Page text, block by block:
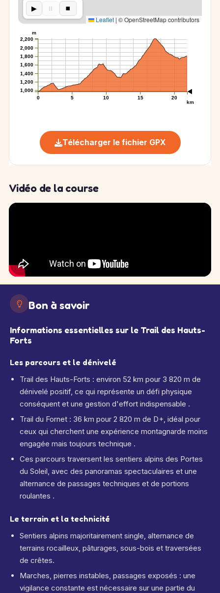
▶︎ ⏸︎ ⏹︎
Leaflet | © OpenStreetMap contributors
0 5 10 15 20
km
1,000
1,200
1,400
1,600
1,800
2,000
2,200
m
Télécharger le fichier GPX
Vidéo de la course
Bon à savoir
Informations essentielles sur le Trail des Hauts-
Forts
Les parcours et le dénivelé
Trail des Hauts-Forts : environ 52 km pour 3 820 m de
dénivelé positif, ce qui représente un défi physique
conséquent et une gestion d'effort indispensable .
Trail du Fornet : 36 km pour 2 820 m de D+, idéal pour
ceux qui cherchent une expérience montagnarde moins
engagée mais toujours technique .
Ces parcours traversent les sentiers alpins des Portes
du Soleil, avec des panoramas spectaculaires et une
alternance de passages techniques et de portions
roulantes .
Le terrain et la technicité
Sentiers alpins majoritairement single, alternance de
terrains rocailleux, pâturages, sous-bois et traversées
de crêtes.
Marches, pierres instables, passages exposés : une
vigilance constante est nécessaire sur une partie du